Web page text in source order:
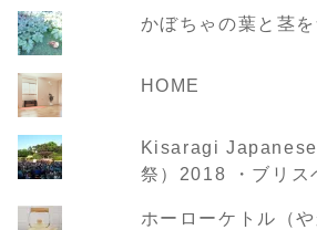
かぼちゃの葉と茎
HOME
Kisaragi
祭）2018 ・ブリス
ホーローケトル（